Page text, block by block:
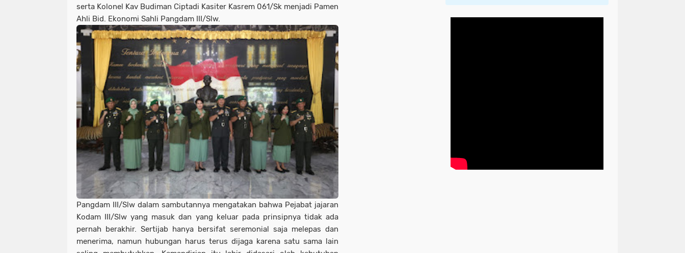
serta Kolonel Kav Budiman Ciptadi Kasiter Kasrem 061/Sk menjadi Pamen
Ahli Bid. Ekonomi Sahli Pangdam III/Slw.
Pangdam III/Slw dalam sambutannya mengatakan bahwa Pejabat jajaran
Kodam III/Slw yang masuk dan yang keluar pada prinsipnya tidak ada
pernah berakhir. Sertijab hanya bersifat seremonial saja melepas dan
menerima, namun hubungan harus terus dijaga karena satu sama lain